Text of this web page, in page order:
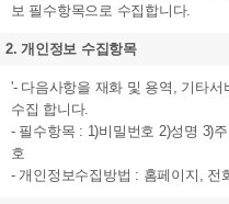
보 필수항목으로 수집합니다.
2. 개인정보 수집항목
'- 다음사항을 재화 및 용역, 기타
수집 합니다.
- 필수항목 : 1)비밀번호 2)성명 3)
호
- 개인정보수집방법 : 홈페이지, 전